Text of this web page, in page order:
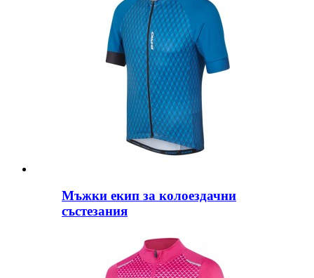
Мъжки екип за колоездачни
състезания